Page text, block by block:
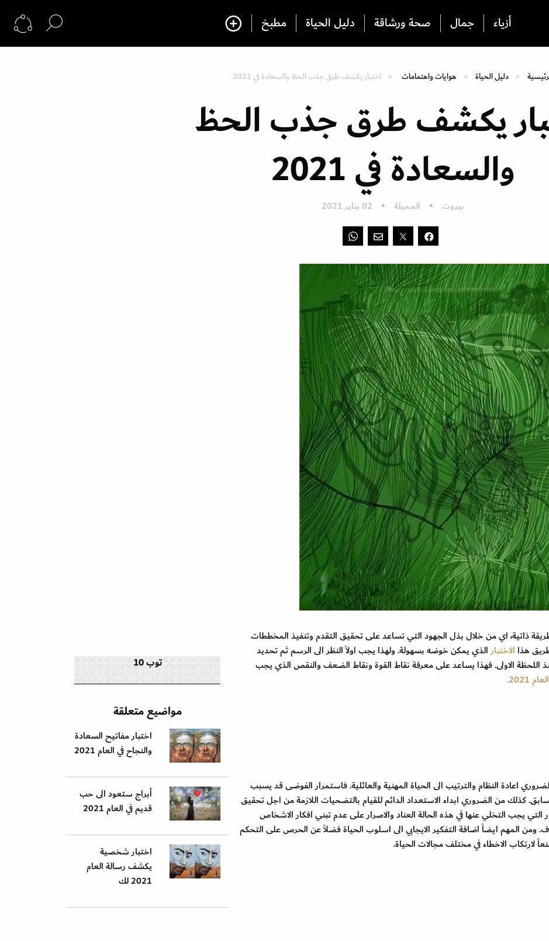
أزياء جمال صحة ورشاقة دليل الحياة مطبخ
دليل الحياة هوايات واهتمامات اختبار يكشف طرق جذب الحظ والسعادة في 2021
يكشف طرق جذب الحظ
والسعادة في 2021
بيروت الجميلة 02 يناير 2021
ذاتية، اي من خلال بذل الجهود التي تساعد على تحقيق التقدم وتنفيذ المخططات
هذا الاختبارالذي يمكن خوضه بسهولة. ولهذا يجب اولاً النظر الى الرسم ثم تحديد
اللحظة الاولى. فهذا يساعد على معرفة نقاط القوة ونقاط الضعف والنقص الذي يجب
العام 2021.
اعادة النظام والترتيب الى الحياة المهنية والعائلية. فاستمرار الفوضى قد يسبب
كذلك من الضروري ابداء الاستعداد الدائم للقيام بالتضحيات اللازمة من اجل تحقيق
يجب التخلي عنها في هذه الحالة العناد والاصرار على عدم تبني افكار الاشخاص
ومن المهم ايضاً اضافة التفكير الايجابي الى اسلوب الحياة فضلاً عن الحرص على التحكم
لارتكاب الاخطاء في مختلف مجالات الحياة.
توب 10
مواضيع متعلقة
اختبار مفاتيح السعادة
والنجاح في العام 2021
أبراج ستعود الى حب
قديم في العام 2021
اختبار شخصية
يكشف رسالة العام
2021 لك